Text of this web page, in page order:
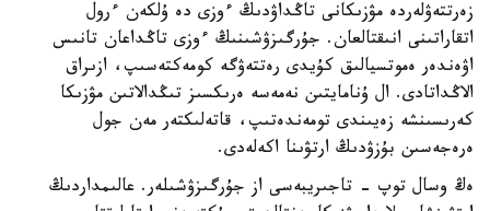
زەرتتەۋلەردە مۋزىكانى تاڭداۋدىڭ ءوزى دە ۇلكەن ءرول
اتقاراتىنى انىقتالعان. جۇرگىزۋشىنىڭ ءوزى تاڭداعان تانىس
اۋەندەر ەموتسيالىق كۇيدى رەتتەۋگە كومەكتەسىپ، ازىراق
الاڭداتادى. ال ۇنامايتىن نەمەسە ەرىكسىز تىڭدالاتىن مۋزىكا
كەرىسىنشە زەيىندى تومەندەتىپ، قاتەلىكتەر مەن جول
ەرەجەسىن بۇزۋدىڭ ارتۋىنا اكەلەدى.
ەڭ وسال توپ - تاجىريبەسى از جۇرگىزۋشىلەر. عالىمداردىڭ